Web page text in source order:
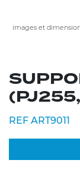
images et
REF ART9011